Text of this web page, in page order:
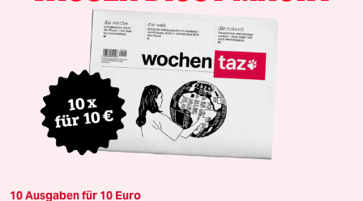
10 Ausgaben für 10 Euro